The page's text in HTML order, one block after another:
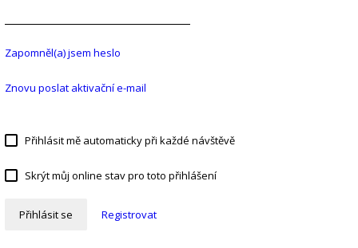
Zapomněl(a) jsem heslo
Znovu poslat aktivační e-mail
Přihlásit mě automaticky při každé návštěvě
Skrýt můj online stav pro toto přihlášení
Přihlásit se Registrovat